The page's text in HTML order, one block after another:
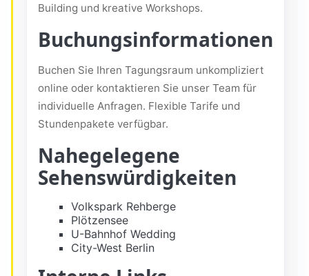
Building und kreative Workshops.
Buchungsinformationen
Buchen Sie Ihren Tagungsraum unkompliziert
online oder kontaktieren Sie unser Team für
individuelle Anfragen. Flexible Tarife und
Stundenpakete verfügbar.
Nahegelegene
Sehenswürdigkeiten
Volkspark Rehberge
Plötzensee
U-Bahnhof Wedding
City-West Berlin